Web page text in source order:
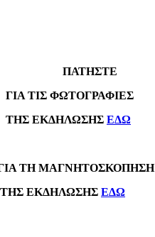
ΠΑΤΗΣΤΕ
ΤΙΣ ΦΩΤΟΓΡΑΦΙΕΣ
ΕΚΔΗΛΩΣΗΣ ΕΔΩ
ΤΗ ΜΑΓΝΗΤΟΣΚΟΠΗΣΗ
ΕΚΔΗΛΩΣΗΣ ΕΔΩ